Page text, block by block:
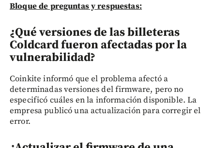
Bloque de preguntas y respuestas:
¿Qué versiones de las billeteras
Coldcard fueron afectadas por la
vulnerabilidad?
Coinkite informó que el problema afectó a
determinadas versiones del firmware, pero no
especificó cuáles en la información disponible. La
empresa publicó una actualización para corregir el
error.